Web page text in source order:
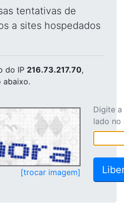
tentativas de
a sites hospedados
do IP 216.73.217.70,
abaixo.
[trocar imagem]
Digite
lado no